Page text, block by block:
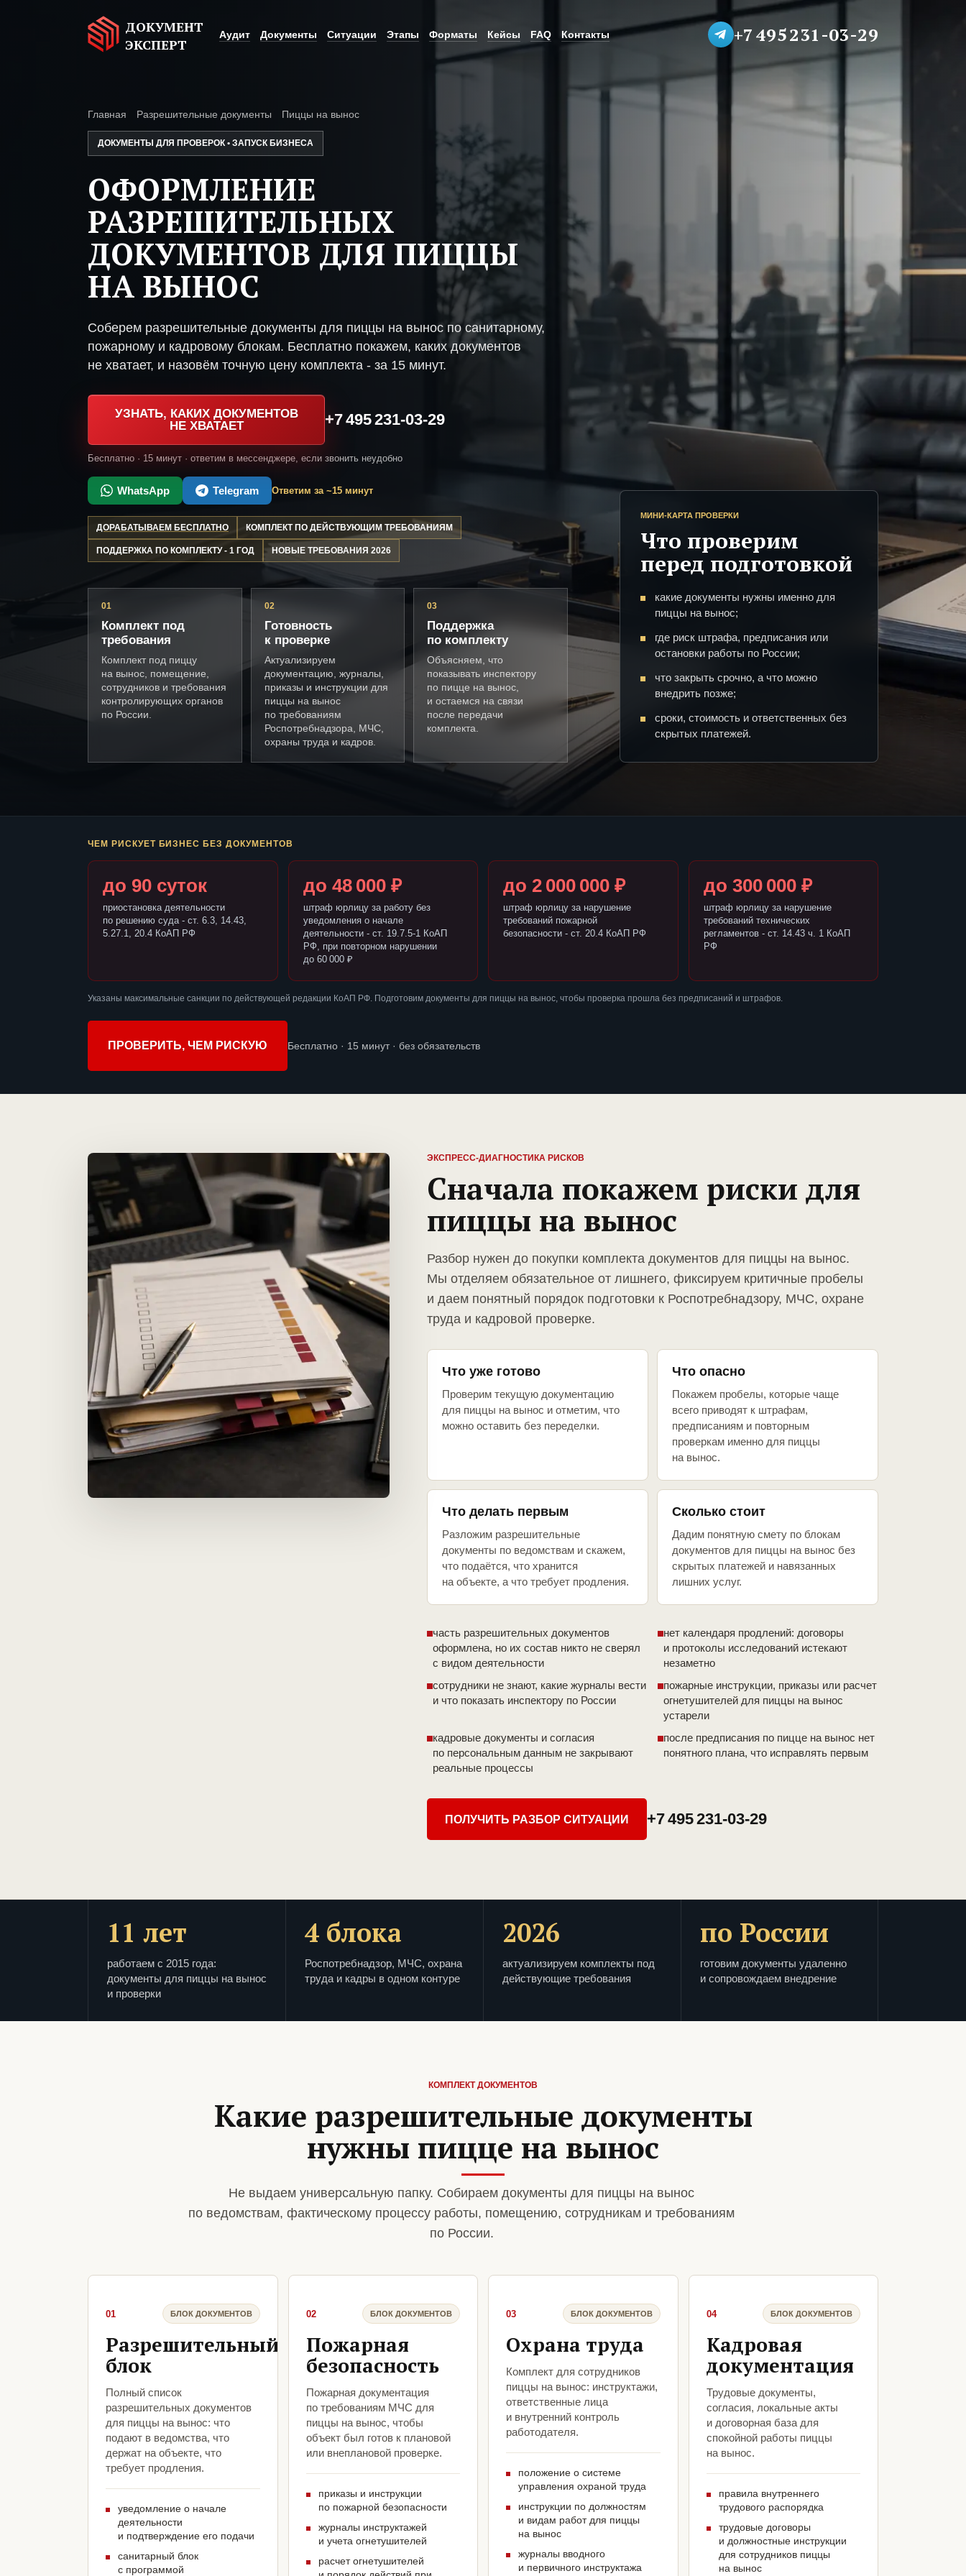
ДОКУМЕНТ
ЭКСПЕРТ
Аудит Документы Ситуации Этапы Форматы Кейсы FAQ Контакты +7 495 231-03-29
Главная Разрешительные документы Пиццы на вынос
ДОКУМЕНТЫ ДЛЯ ПРОВЕРОК • ЗАПУСК БИЗНЕСА
ОФОРМЛЕНИЕ
РАЗРЕШИТЕЛЬНЫХ
ДОКУМЕНТОВ ДЛЯ ПИЦЦЫ
НА ВЫНОС
Соберем разрешительные документы для пиццы на вынос по санитарному,
пожарному и кадровому блокам. Бесплатно покажем, каких документов
не хватает, и назовём точную цену комплекта - за 15 минут.
УЗНАТЬ, КАКИХ ДОКУМЕНТОВ
НЕ ХВАТАЕТ
+7 495 231-03-29
Бесплатно · 15 минут · ответим в мессенджере, если звонить неудобно
WhatsApp Telegram Ответим за ~15 минут
ДОРАБАТЫВАЕМ БЕСПЛАТНО КОМПЛЕКТ ПО ДЕЙСТВУЮЩИМ ТРЕБОВАНИЯМ
ПОДДЕРЖКА ПО КОМПЛЕКТУ - 1 ГОД НОВЫЕ ТРЕБОВАНИЯ 2026
01
Комплект под
требования
Комплект под пиццу
на вынос, помещение,
сотрудников и требования
контролирующих органов
по России.
02
Готовность
к проверке
Актуализируем
документацию, журналы,
приказы и инструкции для
пиццы на вынос
по требованиям
Роспотребнадзора, МЧС,
охраны труда и кадров.
03
Поддержка
по комплекту
Объясняем, что
показывать инспектору
по пицце на вынос,
и остаемся на связи
после передачи
комплекта.
МИНИ-КАРТА ПРОВЕРКИ
Что проверим
перед подготовкой
какие документы нужны именно для
пиццы на вынос;
где риск штрафа, предписания или
остановки работы по России;
что закрыть срочно, а что можно
внедрить позже;
сроки, стоимость и ответственных без
скрытых платежей.
ЧЕМ РИСКУЕТ БИЗНЕС БЕЗ ДОКУМЕНТОВ
до 90 суток
приостановка деятельности
по решению суда - ст. 6.3, 14.43,
5.27.1, 20.4 КоАП РФ
до 48 000 ₽
штраф юрлицу за работу без
уведомления о начале
деятельности - ст. 19.7.5-1 КоАП
РФ, при повторном нарушении
до 60 000 ₽
до 2 000 000 ₽
штраф юрлицу за нарушение
требований пожарной
безопасности - ст. 20.4 КоАП РФ
до 300 000 ₽
штраф юрлицу за нарушение
требований технических
регламентов - ст. 14.43 ч. 1 КоАП
РФ
Указаны максимальные санкции по действующей редакции КоАП РФ. Подготовим документы для пиццы на вынос, чтобы проверка прошла без предписаний и штрафов.
ПРОВЕРИТЬ, ЧЕМ РИСКУЮ Бесплатно · 15 минут · без обязательств
ЭКСПРЕСС-ДИАГНОСТИКА РИСКОВ
Сначала покажем риски для
пиццы на вынос
Разбор нужен до покупки комплекта документов для пиццы на вынос.
Мы отделяем обязательное от лишнего, фиксируем критичные пробелы
и даем понятный порядок подготовки к Роспотребнадзору, МЧС, охране
труда и кадровой проверке.
Что уже готово
Проверим текущую документацию
для пиццы на вынос и отметим, что
можно оставить без переделки.
Что опасно
Покажем пробелы, которые чаще
всего приводят к штрафам,
предписаниям и повторным
проверкам именно для пиццы
на вынос.
Что делать первым
Разложим разрешительные
документы по ведомствам и скажем,
что подаётся, что хранится
на объекте, а что требует продления.
Сколько стоит
Дадим понятную смету по блокам
документов для пиццы на вынос без
скрытых платежей и навязанных
лишних услуг.
часть разрешительных документов
оформлена, но их состав никто не сверял
с видом деятельности
нет календаря продлений: договоры
и протоколы исследований истекают
незаметно
сотрудники не знают, какие журналы вести
и что показать инспектору по России
пожарные инструкции, приказы или расчет
огнетушителей для пиццы на вынос
устарели
кадровые документы и согласия
по персональным данным не закрывают
реальные процессы
после предписания по пицце на вынос нет
понятного плана, что исправлять первым
ПОЛУЧИТЬ РАЗБОР СИТУАЦИИ +7 495 231-03-29
11 лет
работаем с 2015 года:
документы для пиццы на вынос
и проверки
4 блока
Роспотребнадзор, МЧС, охрана
труда и кадры в одном контуре
2026
актуализируем комплекты под
действующие требования
по России
готовим документы удаленно
и сопровождаем внедрение
КОМПЛЕКТ ДОКУМЕНТОВ
Какие разрешительные документы
нужны пицце на вынос
Не выдаем универсальную папку. Собираем документы для пиццы на вынос
по ведомствам, фактическому процессу работы, помещению, сотрудникам и требованиям
по России.
01 БЛОК ДОКУМЕНТОВ
Разрешительный
блок
Полный список
разрешительных документов
для пиццы на вынос: что
подают в ведомства, что
держат на объекте, что
требует продления.
уведомление о начале
деятельности
и подтверждение его подачи
санитарный блок
с программой
02 БЛОК ДОКУМЕНТОВ
Пожарная
безопасность
Пожарная документация
по требованиям МЧС для
пиццы на вынос, чтобы
объект был готов к плановой
или внеплановой проверке.
приказы и инструкции
по пожарной безопасности
журналы инструктажей
и учета огнетушителей
расчет огнетушителей
03 БЛОК ДОКУМЕНТОВ
Охрана труда
Комплект для сотрудников
пиццы на вынос: инструктажи,
ответственные лица
и внутренний контроль
работодателя.
положение о системе
управления охраной труда
инструкции по должностям
и видам работ для пиццы
на вынос
журналы вводного
и первичного инструктажа
04 БЛОК ДОКУМЕНТОВ
Кадровая
документация
Трудовые документы,
согласия, локальные акты
и договорная база для
спокойной работы пиццы
на вынос.
правила внутреннего
трудового распорядка
трудовые договоры
и должностные инструкции
для сотрудников пиццы
на вынос